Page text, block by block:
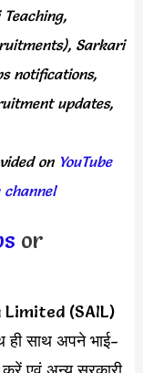
Sarkari
notifications,
updates,
onYouTube
channel
or
(SAIL)
ही साथ अपने भाई-